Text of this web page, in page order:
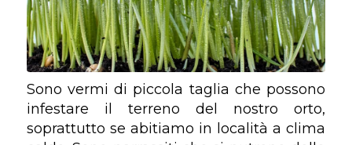
Sono vermi di piccola taglia che possono
infestare il terreno del nostro orto,
soprattutto se abitiamo in località a clima